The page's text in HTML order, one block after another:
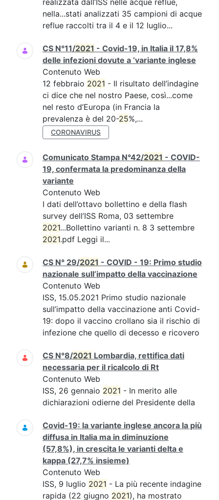
realizzata dall’ISS nelle acque reflue,
nella...stati analizzati 35 campioni di acque
reflue raccolti tra il 4 e il 12 luglio...
CS N°11/2021 - Covid-19, in Italia il 17,8%
delle infezioni dovute a ‘variante inglese
Contenuto Web
12 febbraio 2021 - Il risultato dell’indagine
ci dice che nel nostro Paese, così...come
nel resto d’Europa (in Francia la
prevalenza è del 20-25%,...
CORONAVIRUS
Comunicato Stampa N°42/2021 - COVID-
19, confermata la predominanza della
variante
Contenuto Web
I dati dell’ottavo bollettino e della flash
survey dell’ISS Roma, 03 settembre
2021...Bollettino varianti n. 8 3 settembre
2021.pdf Leggi il...
CS N° 29/2021 - COVID - 19: Primo studio
nazionale sull’impatto della vaccinazione
Contenuto Web
ISS, 15.05.2021 Primo studio nazionale
sull’impatto della vaccinazione anti Covid-
19: dopo il vaccino crollano sia il rischio di
infezione che quello di decesso e ricovero
CS N°8/2021 Lombardia, rettifica dati
necessaria per il ricalcolo di Rt
Contenuto Web
ISS, 26 gennaio 2021 - In merito alle
dichiarazioni odierne del Presidente della
Covid-19: la variante inglese ancora la più
diffusa in Italia ma in diminuzione
(57,8%), in crescita le varianti delta e
kappa (27,7% insieme)
Contenuto Web
ISS, 9 luglio 2021 - La più recente indagine
rapida (22 giugno 2021), ha mostrato